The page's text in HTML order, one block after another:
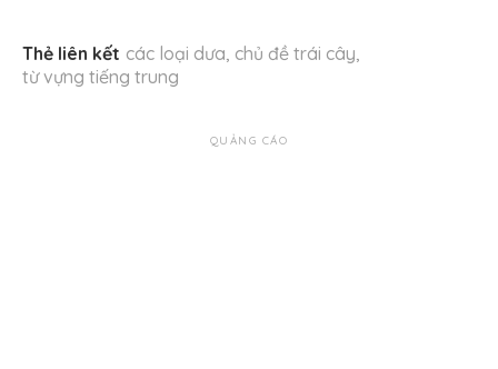
Thẻ liên kết các loại dưa chủ đề trái cây
từ vựng tiếng trung
QUẢNG CÁO